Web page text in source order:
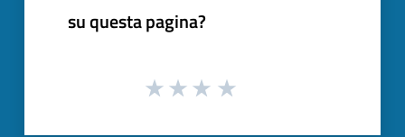
su questa pagina?